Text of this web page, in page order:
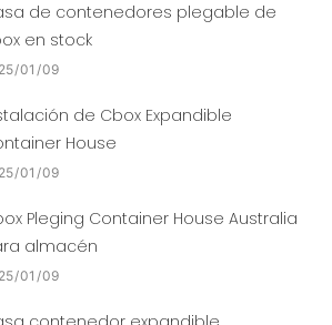
de contenedores plegable de
en stock
01 09
de Cbox Expandible
House
01 09
Pleging Container House Australia
almacén
01 09